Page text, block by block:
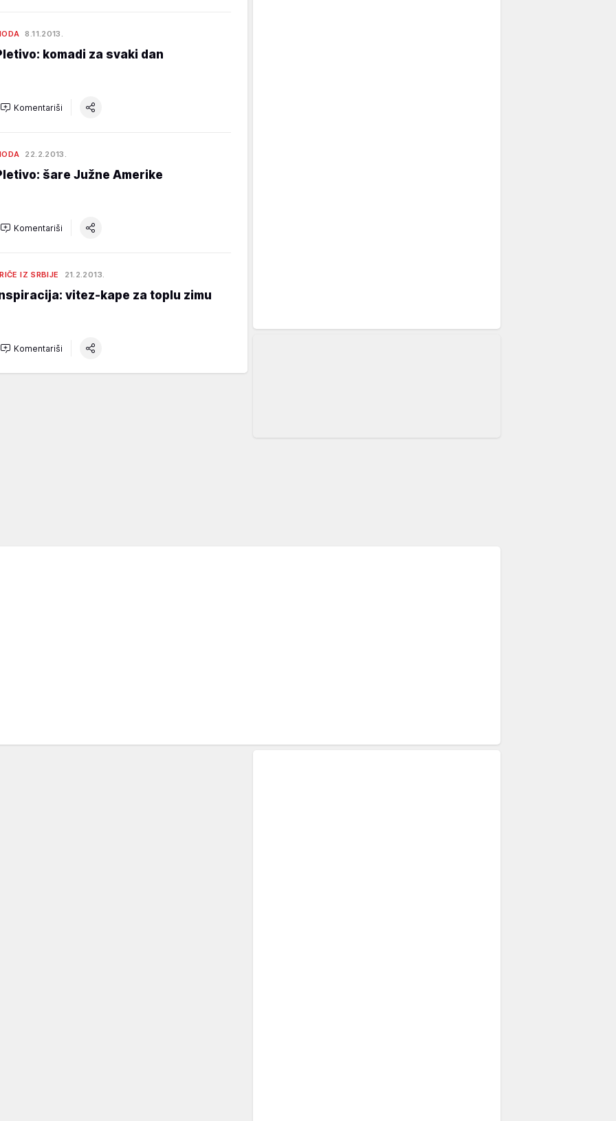
8.11.2013.
komadi za svaki dan
Komentariši
22.2.2013.
šare Južne Amerike
Komentariši
IZ SRBIJE 21.2.2013.
vitez-kape za toplu zimu
Komentariši